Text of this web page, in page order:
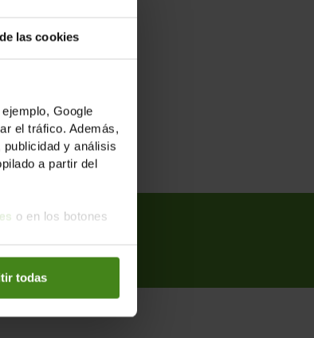
las cookies
Google
el tráfico. Además,
y análisis
a partir del
o en los botones
todas